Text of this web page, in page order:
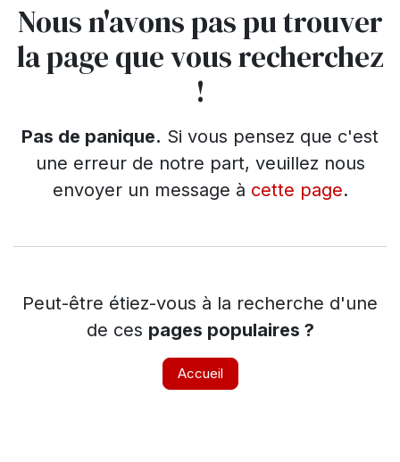
Erreur 404
Nous n'avons pas pu trouver
la page que vous recherchez
!
Pas de panique. Si vous pensez que c'est
une erreur de notre part, veuillez nous
envoyer un message à cette page.
Peut-être étiez-vous à la recherche d'une
de ces pages populaires ?
Accueil